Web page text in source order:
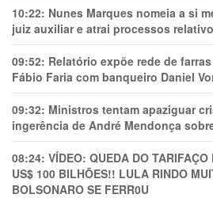
10:22: Nunes Marques nomeia a si
juiz auxiliar e atrai processos
09:52: Relatório expõe rede de farras
Fábio Faria com banqueiro Daniel
09:32: Ministros tentam apaziguar
ingerência de André Mendonça
08:24: VÍDEO: QUEDA DO TARIFAÇO
US$ 100 BILHÕES!! LULA RINDO
BOLSONARO SE FERR0U